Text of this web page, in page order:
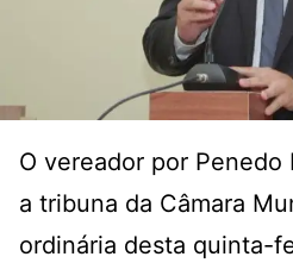
O vereador por Penedo
a tribuna da Câmara
ordinária desta quinta-